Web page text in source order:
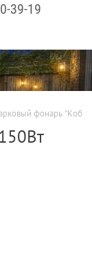
39-19
фонарь